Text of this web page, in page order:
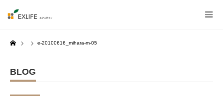
Home
e-20100616_mihara-m-05
BLOG